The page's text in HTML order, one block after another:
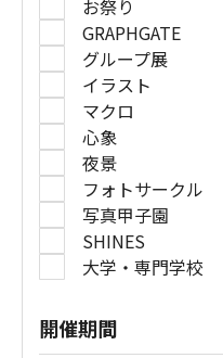
お祭り
GRAPHGATE
グループ展
イラスト
マクロ
心象
夜景
フォトサークル
写真甲子園
SHINES
大学・専門学校
開催期間